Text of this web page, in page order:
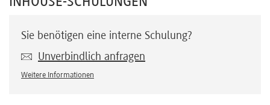
Sie benötigen eine interne Schulung?
Unverbindlich anfragen
Weitere Informationen